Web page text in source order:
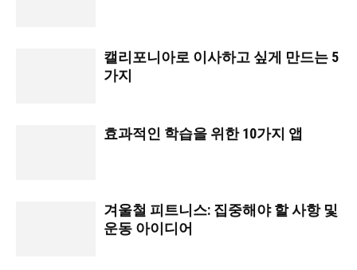
캘리포니아로 이사하고 싶게 만드는 5
가지
효과적인 학습을 위한 10가지 앱
겨울철 피트니스: 집중해야 할 사항 및
운동 아이디어